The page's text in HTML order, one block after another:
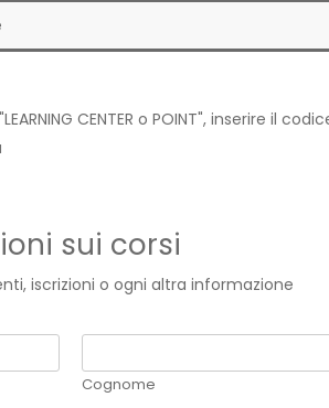
CENTER o POINT", inserire il
sui corsi
iscrizioni o ogni altra informazione
Cognome